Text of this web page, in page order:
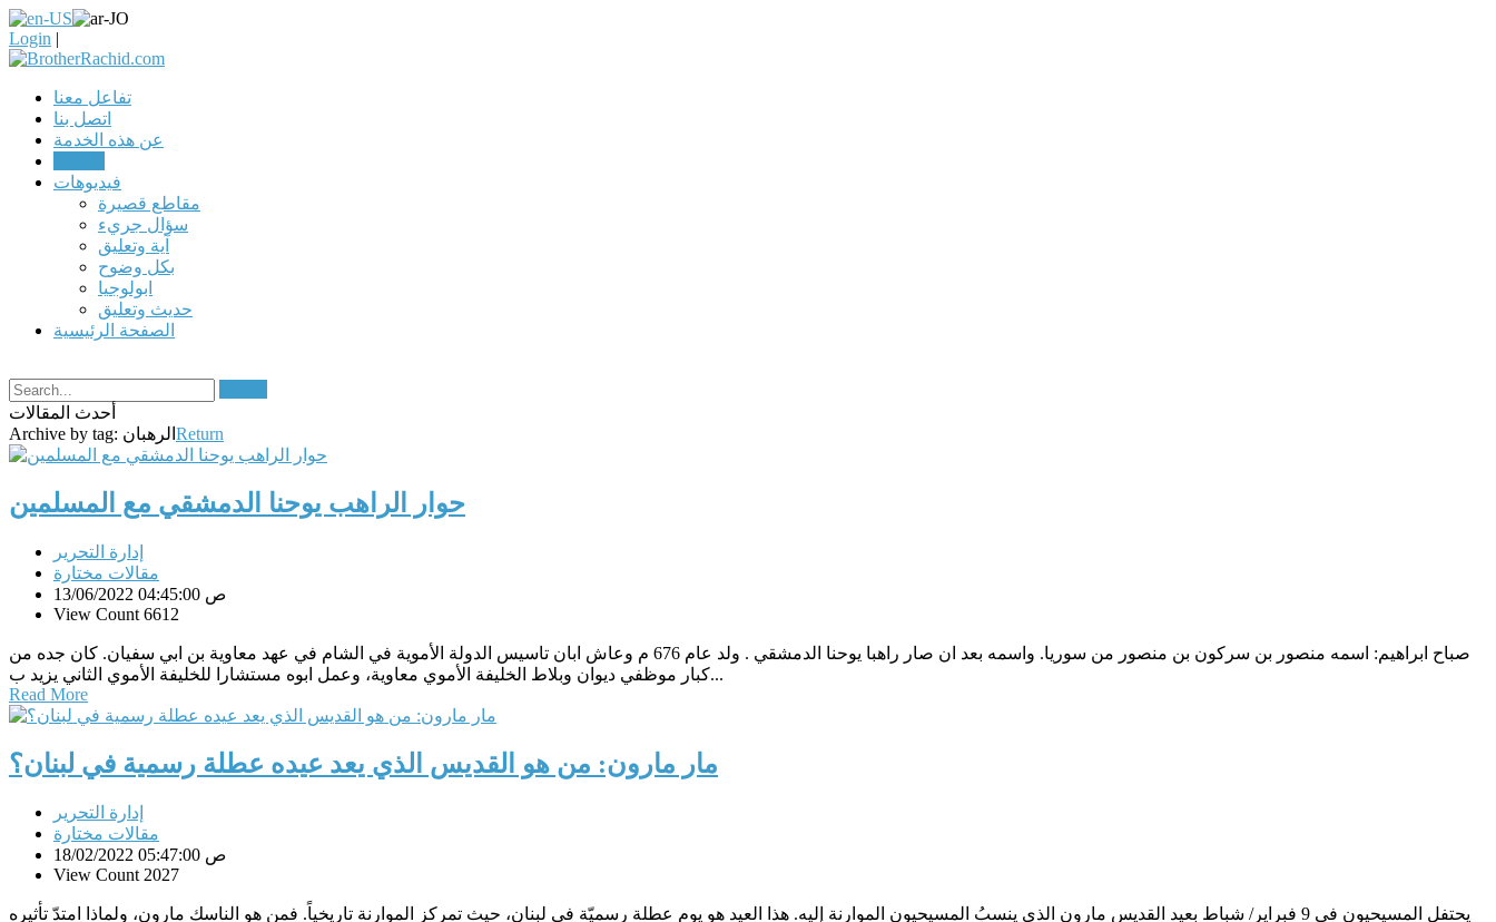
Login |
تفاعل معنا
اتصل بنا
عن هذه الخدمة
فيديوهات
مقاطع قصيرة
سؤال جريء
آية وتعليق
بكل وضوح
ابولوجيا
حديث وتعليق
الصفحة الرئيسية
أحدث المقالات
Archive by tag: الرهبان Return
حوار الراهب يوحنا الدمشقي مع المسلمين
إدارة التحرير
مقالات مختارة
13/06/2022 04:45:00 ص
View Count 6612
صباح ابراهيم: اسمه منصور بن سركون بن منصور من سوريا. واسمه بعد ان صار راهبا يوحنا الدمشقي . ولد عام 676 م وعاش ابان تاسيس الدولة الأموية في الشام في عهد معاوية بن ابي سفيان. كان جده من
كبار موظفي ديوان وبلاط الخليفة الأموي معاوية، وعمل ابوه مستشارا للخليفة الأموي الثاني يزيد ب...
Read More
مار مارون: من هو القديس الذي يعد عيده عطلة رسمية في لبنان؟
إدارة التحرير
مقالات مختارة
18/02/2022 05:47:00 ص
View Count 2027
يحتفل المسيحيون في 9 فبراير/ شباط بعيد القديس مارون الذي ينسبُ المسيحيون الموارنة إليه. هذا العيد هو يوم عطلة رسميّة في لبنان، حيث تمركز الموارنة تاريخياً. فمن هو الناسك مارون، ولماذا امتدّ تأثيره